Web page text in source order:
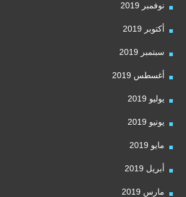
نوفمبر 2019
أكتوبر 2019
سبتمبر 2019
أغسطس 2019
يوليو 2019
يونيو 2019
مايو 2019
أبريل 2019
مارس 2019